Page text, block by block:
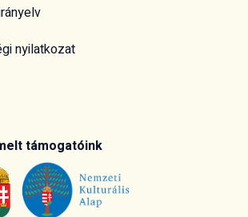
nyilatkozat
támogatóink